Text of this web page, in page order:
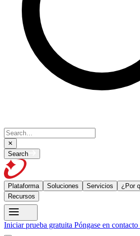
Search
Plataforma Soluciones Servicios
¿Por
Recursos
Iniciar prueba gratuita Póngase en